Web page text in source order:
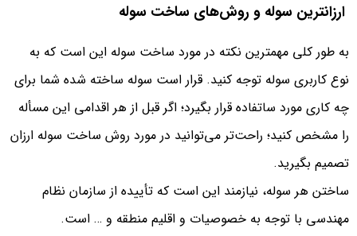
ارزانترین سوله و روش‌های ساخت سوله
به طور کلی مهمترین نکته در مورد ساخت سوله این است که به
نوع کاربری سوله توجه کنید. قرار است سوله ساخته شده شما برای
چه کاری مورد ساتفاده قرار بگیرد؛ اگر قبل از هر اقدامی این مسأله
را مشخص کنید؛ راحت‌تر می‌توانید در مورد روش ساخت سوله ارزان
تصمیم بگیرید.
ساختن هر سوله، نیازمند این است که تأییده از سازمان نظام
مهندسی با توجه به خصوصیات و اقلیم منطقه و … است.